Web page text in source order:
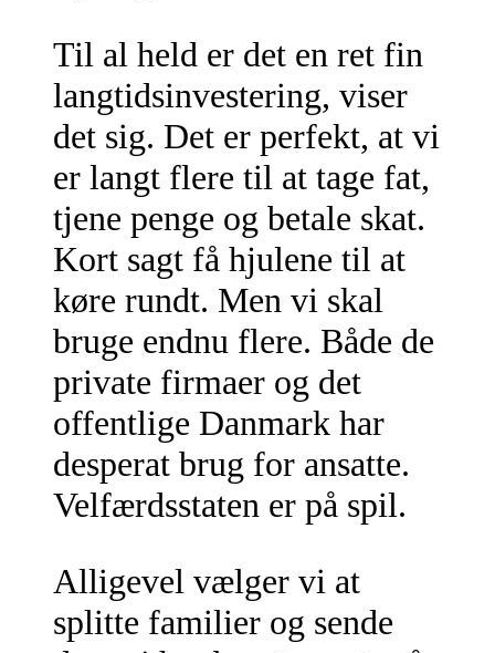
Til al held er det en ret fin
langtidsinvestering, viser
det sig. Det er perfekt, at vi
er langt flere til at tage fat,
tjene penge og betale skat.
Kort sagt få hjulene til at
køre rundt. Men vi skal
bruge endnu flere. Både de
private firmaer og det
offentlige Danmark har
desperat brug for ansatte.
Velfærdsstaten er på spil.
Alligevel vælger vi at
splitte familier og sende